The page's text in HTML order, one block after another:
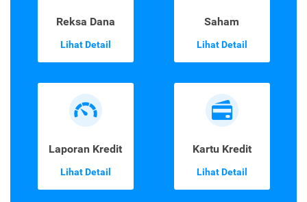
Reksa Dana
Lihat Detail
Saham
Lihat Detail
Laporan Kredit
Lihat Detail
Kartu Kredit
Lihat Detail